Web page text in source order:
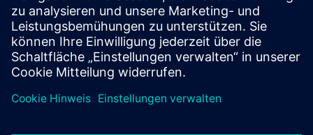
virtuell oder in einem SITRAIN Trainingscenter? Nachdem Sie
uns Ihre persönlichen Daten und Ihren Trainingsbedarf
übermittelt haben, bekommen Sie von uns ein Angebot für eine
exklusive Schulung.
Exklusives Angebot anfragen